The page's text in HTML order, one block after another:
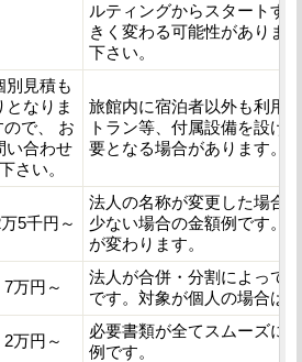
ルティングからスタートす
きく変わる可能性がありま
下さい。
別見積も
となりま
ので、 お
い合わせ
下さい。
旅館内に宿泊者以外も利用
トラン等、付属設備を設け
要となる場合があります。
5千円～
法人の名称が変更した場合
少ない場合の金額例です。
が変わります。
7万円～
法人が合併・分割によって
です。対象が個人の場合は
2万円～
必要書類が全てスムーズに
例です。